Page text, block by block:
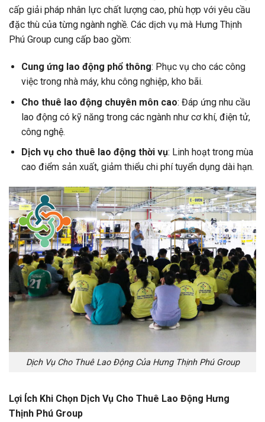
cấp giải pháp nhân lực chất lượng cao, phù hợp với yêu cầu
đặc thù của từng ngành nghề. Các dịch vụ mà Hưng Thịnh
Phú Group cung cấp bao gồm:
Cung ứng lao động phổ thông: Phục vụ cho các công
việc trong nhà máy, khu công nghiệp, kho bãi.
Cho thuê lao động chuyên môn cao: Đáp ứng nhu cầu
lao động có kỹ năng trong các ngành như cơ khí, điện tử,
công nghệ.
Dịch vụ cho thuê lao động thời vụ: Linh hoạt trong mùa
cao điểm sản xuất, giảm thiểu chi phí tuyển dụng dài hạn.
Dịch Vụ Cho Thuê Lao Động Của Hưng Thịnh Phú Group
Lợi Ích Khi Chọn Dịch Vụ Cho Thuê Lao Động Hưng
Thịnh Phú Group